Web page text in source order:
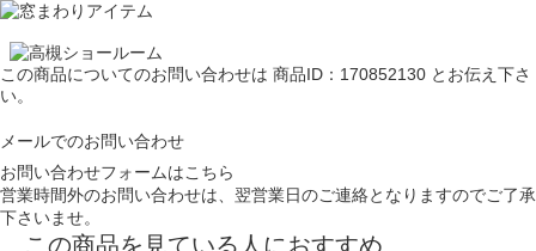
この商品についてのお問い合わせは 商品ID：170852130 とお伝え下さ
い。
メールでのお問い合わせ
お問い合わせフォームはこちら
営業時間外のお問い合わせは、翌営業日のご連絡となりますのでご了承
下さいませ。
この商品を見ている人におすすめ